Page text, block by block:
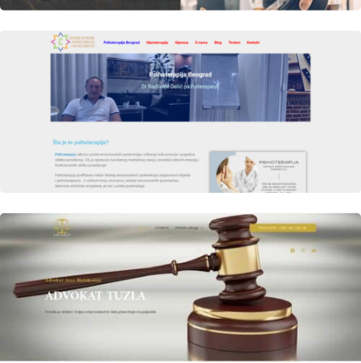
AuthorlauferDate